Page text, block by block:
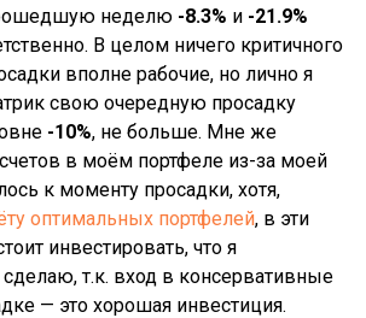
неделю -8.3% и -21.9%
В целом ничего критичного
вполне рабочие, но лично я
свою очередную просадку
-10%, не больше. Мне же
в моём портфеле из-за моей
к моменту просадки, хотя,
оптимальных портфелей, в эти
инвестировать, что я
сделаю, т.к. вход в консервативные
— это хорошая инвестиция.